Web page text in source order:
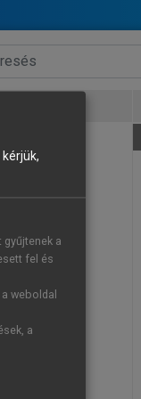
május
nem
a
fel és
weboldal
a